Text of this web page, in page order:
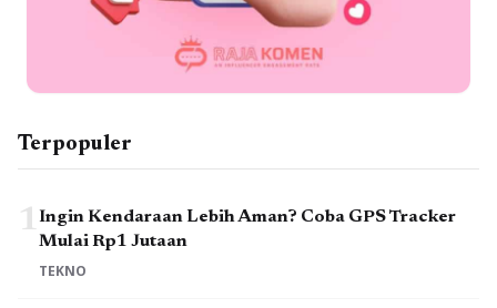
Terpopuler
1Ingin Kendaraan Lebih Aman? Coba GPS Tracker
Mulai Rp1 Jutaan
TEKNO